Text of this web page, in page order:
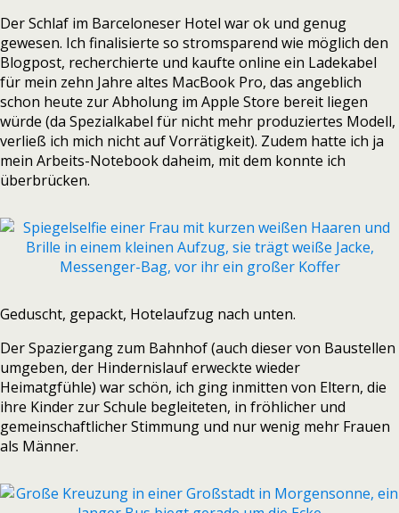
Der Schlaf im Barceloneser Hotel war ok und genug
gewesen. Ich finalisierte so stromsparend wie möglich den
Blogpost, recherchierte und kaufte online ein Ladekabel
für mein zehn Jahre altes MacBook Pro, das angeblich
schon heute zur Abholung im Apple Store bereit liegen
würde (da Spezialkabel für nicht mehr produziertes Modell,
verließ ich mich nicht auf Vorrätigkeit). Zudem hatte ich ja
mein Arbeits-Notebook daheim, mit dem konnte ich
überbrücken.
Geduscht, gepackt, Hotelaufzug nach unten.
Der Spaziergang zum Bahnhof (auch dieser von Baustellen
umgeben, der Hindernislauf erweckte wieder
Heimatgfühle) war schön, ich ging inmitten von Eltern, die
ihre Kinder zur Schule begleiteten, in fröhlicher und
gemeinschaftlicher Stimmung und nur wenig mehr Frauen
als Männer.